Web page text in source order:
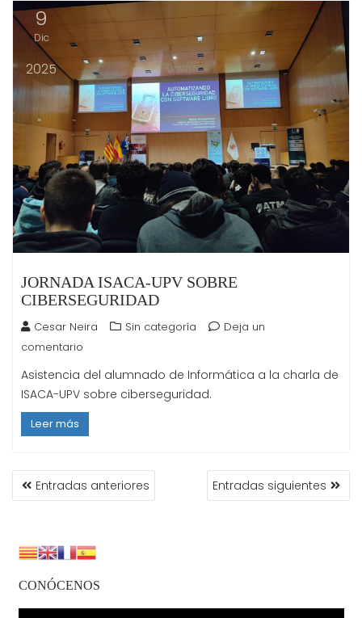
9
Dic
2025
JORNADA ISACA-UPV SOBRE
CIBERSEGURIDAD
Cesar Neira Sin categoría
Deja un
comentario
Asistencia del alumnado de Informática a la charla de
ISACA-UPV sobre ciberseguridad.
Leer más
Entradas anteriores Entradas siguientes
CONÓCENOS